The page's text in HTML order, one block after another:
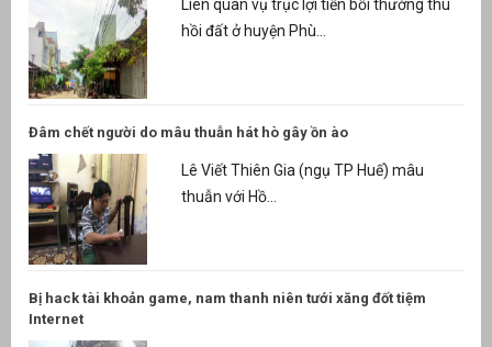
Liên quan vụ trục lợi tiền bồi thường thu
hồi đất ở huyện Phù...
Đâm chết người do mâu thuẫn hát hò gây ồn ào
Lê Viết Thiên Gia (ngụ TP Huế) mâu
thuẫn với Hồ...
Bị hack tài khoản game, nam thanh niên tưới xăng đốt tiệm
Internet